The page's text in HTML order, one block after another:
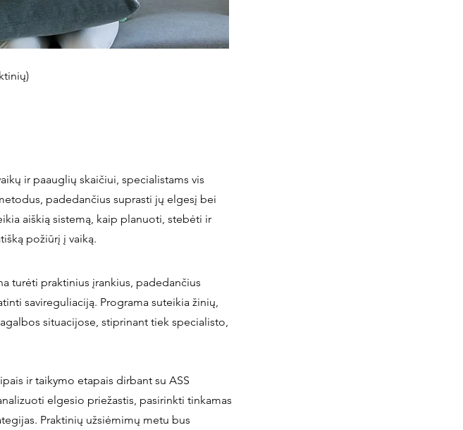
ir paauglių skaičiui, specialistams vis
padedančius suprasti jų elgesį bei
aiškią sistemą, kaip planuoti, stebėti ir
požiūrį į vaiką.
turėti praktinius įrankius, padedančius
savireguliaciją. Programa suteikia žinių,
situacijose, stiprinant tiek specialisto,
ir taikymo etapais dirbant su ASS
elgesio priežastis, pasirinkti tinkamas
Praktinių užsiėmimų metu bus